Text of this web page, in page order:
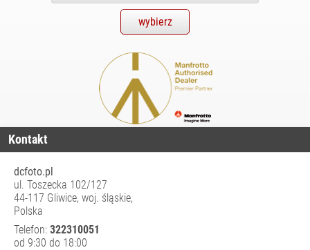
GŁOWICE
FOTOGRAFICZNE
KIJKI DO SELFIE
MOCOWANIA
DO KAMER
SPORTOWYCH
MONOPODY
FOTOGRAFICZNE
Kontakt
dcfoto.pl
ul. Toszecka 102/127
44-117 Gliwice, woj. śląskie,
Polska
Telefon: 322310051
od 9:30 do 18:00